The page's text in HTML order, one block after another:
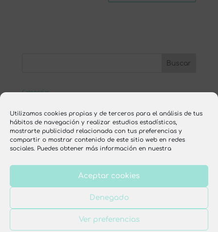
Utilizamos cookies propias y de terceros para el análisis de tus
hábitos de navegación y realizar estudios estadísticos,
mostrarte publicidad relacionada con tus preferencias y
compartir o mostrar contenido de este sitio web en redes
sociales. Puedes obtener más información en nuestra
Aceptar cookies
Denegado
Ver preferencias
Categorías
ESCUELA ONLINE
nutrición
recetas
Aviso legal
Política de privacidad
Política de cookies
Condiciones de venta
Diseño web porDulce Imaginativa. Todos los